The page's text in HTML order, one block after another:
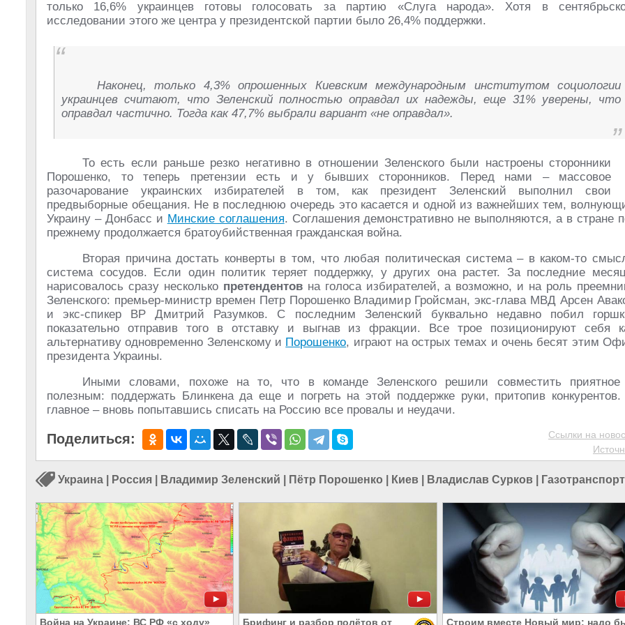
только 16,6% украинцев готовы голосовать за партию «Слуга народа». Хотя в
исследовании этого же центра у президентской партии было 26,4% поддержки.
Наконец, только 4,3% опрошенных Киевским международным институтом социологии
украинцев считают, что Зеленский полностью оправдал их надежды, еще 31% уверены, что
оправдал частично. Тогда как 47,7% выбрали вариант «не оправдал».
То есть если раньше резко негативно в отношении Зеленского были настроены сторонники
Порошенко, то теперь претензии есть и у бывших сторонников. Перед нами – массовое
разочарование украинских избирателей в том, как президент Зеленский выполнил свои
предвыборные обещания. Не в последнюю очередь это касается и одной из важнейших тем,
Украину – Донбасс и Минские соглашения. Соглашения демонстративно не выполняются, а в стране
прежнему продолжается братоубийственная гражданская война.
Вторая причина достать конверты в том, что любая политическая система – в каком-то
система сосудов. Если один политик теряет поддержку, у других она растет. За последние
нарисовалось сразу несколько претендентов на голоса избирателей, а возможно, и на роль
Зеленского: премьер-министр времен Петр Порошенко Владимир Гройсман, экс-глава МВД Арсен
и экс-спикер ВР Дмитрий Разумков. С последним Зеленский буквально недавно побил
показательно отправив того в отставку и выгнав из фракции. Все трое позиционируют себя
альтернативу одновременно Зеленскому и Порошенко, играют на острых темах и очень бесят этим
президента Украины.
Иными словами, похоже на то, что в команде Зеленского решили совместить
полезным: поддержать Блинкена да еще и погреть на этой поддержке руки, притопив
главное – вновь попытавшись списать на Россию все провалы и неудачи.
Поделиться:
Ссылки на
Украина Россия Владимир Зеленский Пётр Порошенко Киев Владислав Сурков
Война на Украине: ВС РФ «с ходу» Брифинг и разбор полётов от Строим вместе Новый мир: надо